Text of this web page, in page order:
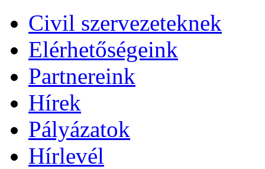
Civil szervezeteknek
Elérhetőségeink
Partnereink
Hírek
Pályázatok
Hírlevél